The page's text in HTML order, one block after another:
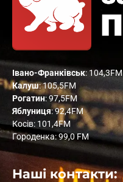
Івано-Франківськ: 104,3FM
Калуш: 105,5FM
Рогатин: 97,5FM
Яблуниця: 92,4FM
Косів: 101,4FM
Городенка: 99,0 FM
Наші контакти: